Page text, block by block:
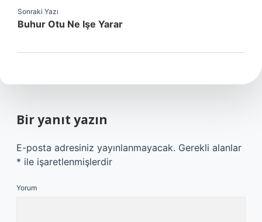
Sonraki Yazı
Buhur Otu Ne Işe Yarar
Bir yanıt yazın
E-posta adresiniz yayınlanmayacak. Gerekli alanlar
* ile işaretlenmişlerdir
Yorum